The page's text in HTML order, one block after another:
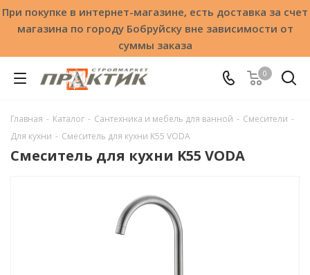
При покупке в интернет-магазине, есть доставка за счет
магазина по городу Бобруйску вне зависимости от
суммы заказа
0
Главная - Каталог - Сантехника и мебель для ванной - Смесители -
Для кухни - Смеситель для кухни K55 VODA
Смеситель для кухни K55 VODA